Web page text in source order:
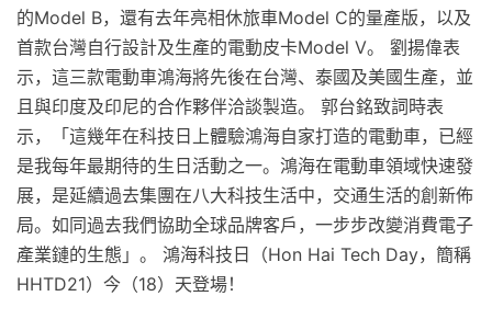
的Model B，還有去年亮相休旅車Model C的量產版，以及
首款台灣自行設計及生產的電動皮卡Model V。 劉揚偉表
示，這三款電動車鴻海將先後在台灣、泰國及美國生產，並
且與印度及印尼的合作夥伴洽談製造。 郭台銘致詞時表
示，「這幾年在科技日上體驗鴻海自家打造的電動車，已經
是我每年最期待的生日活動之一。鴻海在電動車領域快速發
展，是延續過去集團在八大科技生活中，交通生活的創新佈
局。如同過去我們協助全球品牌客戶，一步步改變消費電子
產業鏈的生態」。 鴻海科技日（Hon Hai Tech Day，簡稱
HHTD21）今（18）天登場！